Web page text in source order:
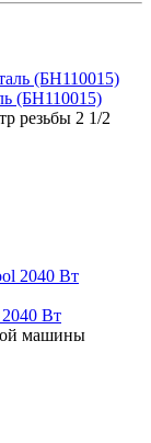
(БН110015)
резьбы 2 1/2
Вт
машины